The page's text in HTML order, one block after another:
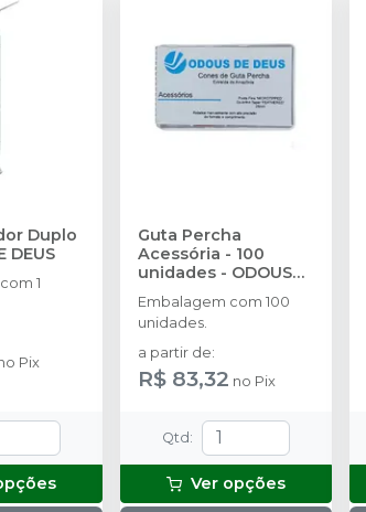
Duplo
DEUS
1
Pix
Guta Percha
Acessória - 100
unidades - ODOUS
Embalagem com 100
unidades.
a partir de:
R$ 83,32 no Pix
Qtd :
Ver opções